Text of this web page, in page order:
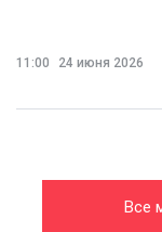
11:00 24 июня 2026
Все